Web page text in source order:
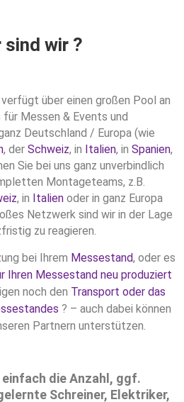
sind wir ?
verfügt über einen großen Pool an
für Messen & Events und
Deutschland / Europa (wie
, der Schweiz, in Italien, in Spanien,
Sie bei uns ganz unverbindlich
Montageteams, z.B.
, in Italien oder in ganz Europa
Netzwerk sind wir in der Lage
zu reagieren.
bei Ihrem Messestand, oder es
Ihren Messestand neu produziert
noch den Transport oder das
? – auch dabei können
Partnern unterstützen.
einfach die Anzahl, ggf.
Schreiner, Elektriker,